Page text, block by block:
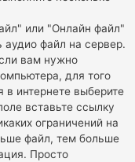
или "Онлайн файл"
аудио файл на сервер.
вам нужно
для того
в интернете выберите
вставьте ссылку
ограничений на
файл, тем больше
Просто